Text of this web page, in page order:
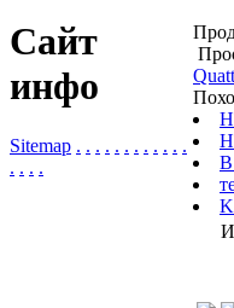
Сайт
инфо
Sitemap . . . . . . . . . . . .
. . . .
В